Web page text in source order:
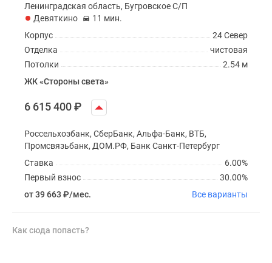
Ленинградская область, Бугровское С/П
Девяткино
11 мин.
24 Север
Корпус
чистовая
Отделка
2.54 м
Потолки
ЖК «Стороны света»
6 615 400₽
Россельхозбанк, СберБанк, Альфа-Банк, ВТБ,
Промсвязьбанк, ДОМ.РФ, Банк Санкт-Петербург
6.00%
Ставка
30.00%
Первый взнос
от 39 663 ₽/мес. Все варианты
Как сюда попасть?